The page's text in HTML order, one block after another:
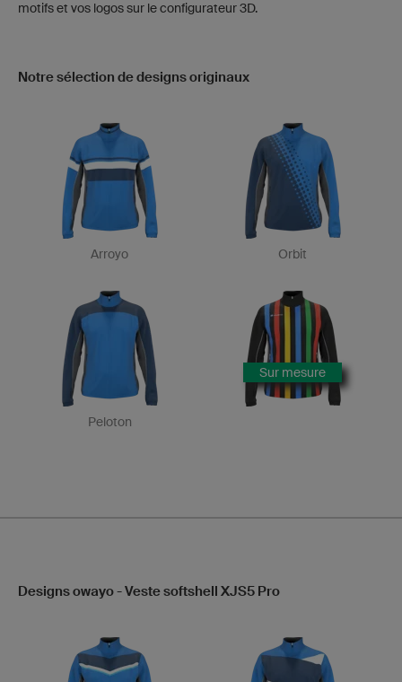
motifs et vos logos sur le configurateur 3D.
Notre sélection de designs originaux
Arroyo Orbit
Peloton
Sur mesure
Designs owayo - Veste softshell XJS5 Pro